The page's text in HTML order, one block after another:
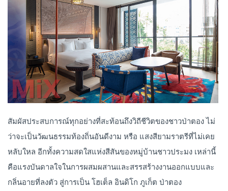
สัมผัสประสบการณ์ทุกอย่างที่สะท้อนถึงวิถีชีวิตของชาวป่าตอง ไม่
ว่าจะเป็นวัฒนธรรมท้องถิ่นอันดีงาม หรือ แสงสียามราตรีที่ไม่เคย
หลับใหล อีกทั้งความสดใสแห่งสีสันของหมู่บ้านชาวประมง เหล่านี้
คือแรงบันดาลใจในการผสมผสานและสรรสร้างงานออกแบบและ
กลิ่นอายที่ลงตัว สู่การเป็น โฮเต็ล อินดิโก ภูเก็ต ป่าตอง